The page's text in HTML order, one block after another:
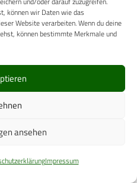
können wir Daten wie das
Website verarbeiten. Wenn du deine
können bestimmte Merkmale und
ansehen
Impressum
nach den Berichten des
der Insel. Seitens der
ein Interesse an einer
das zu weiteren
2012/1